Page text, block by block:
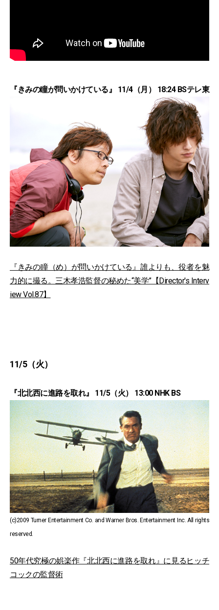
『きみの瞳が問いかけている』 11/4（月） 18:24 BSテレ東
『きみの瞳（め）が問いかけている』誰よりも、役者を魅
力的に撮る。三木孝浩監督の秘めた“美学”【Director's Interv
iew Vol.87】
11/5（火）
『北北西に進路を取れ』 11/5（火） 13:00 NHK BS
(c)2009 Turner Entertainment Co. and Warner Bros. Entertainment Inc. All rights
reserved.
50年代究極の娯楽作『北北西に進路を取れ』に見るヒッチ
コックの監督術